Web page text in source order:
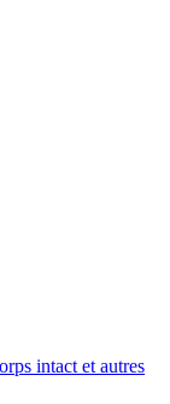
intact et autres